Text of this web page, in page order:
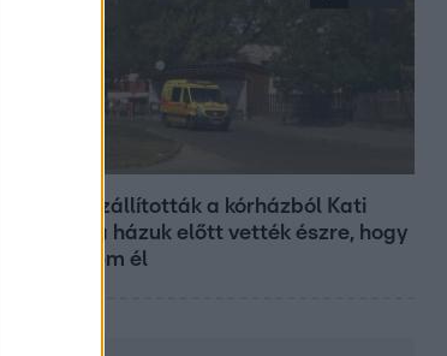
Hazaszállították a kórházból Kati
nénit, a házuk előtt vették észre, hogy
már nem él